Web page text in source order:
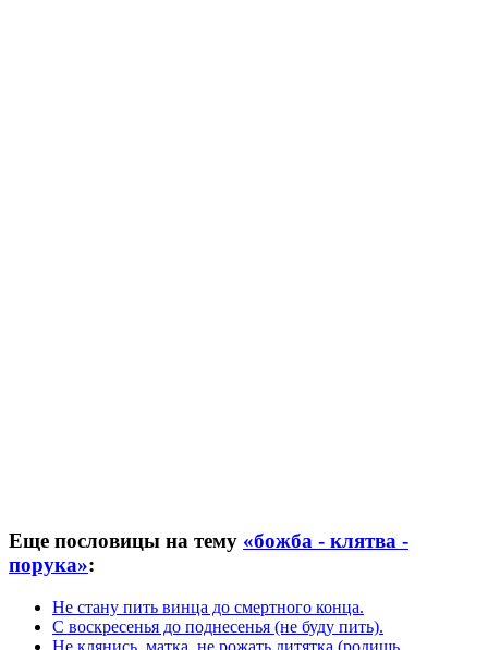
Еще пословицы на тему «божба - клятва -
порука»:
Не стану пить винца до смертного конца.
С воскресенья до поднесенья (не буду пить).